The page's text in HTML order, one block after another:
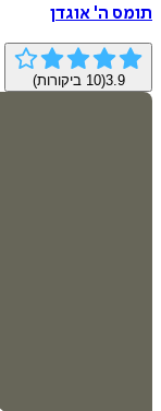
תומס ה' אוגדן
3.9
(
10 ביקורות)